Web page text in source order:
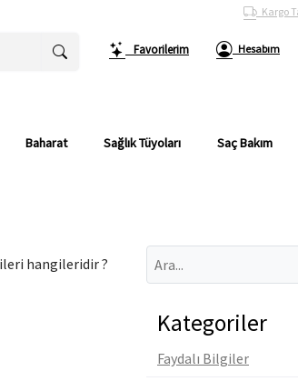
Kargo
Favorilerim Hesabım
Baharat Sağlık Tüyoları Saç Bakım
hangileridir ?
Kategoriler
Faydalı Bilgiler